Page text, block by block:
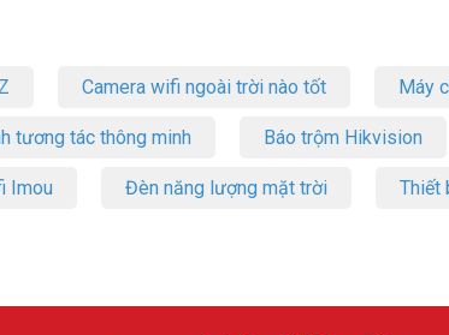
Camera wifi ngoài trời nào tốt Máy
tương tác thông minh Báo trộm Hikvision
Imou Đèn năng lượng mặt trời Thiết